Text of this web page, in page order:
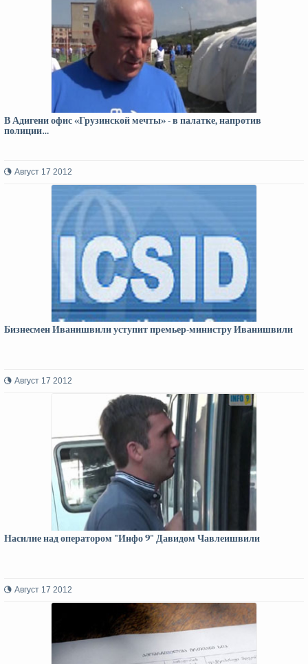
В Адигени офис «Грузинской мечты» - в палатке, напротив
полиции…
Август 17 2012
Бизнесмен Иванишвили уступит премьер-министру Иванишвили
Август 17 2012
Насилие над оператором "Инфо 9" Давидом Чавлеишвили
Август 17 2012